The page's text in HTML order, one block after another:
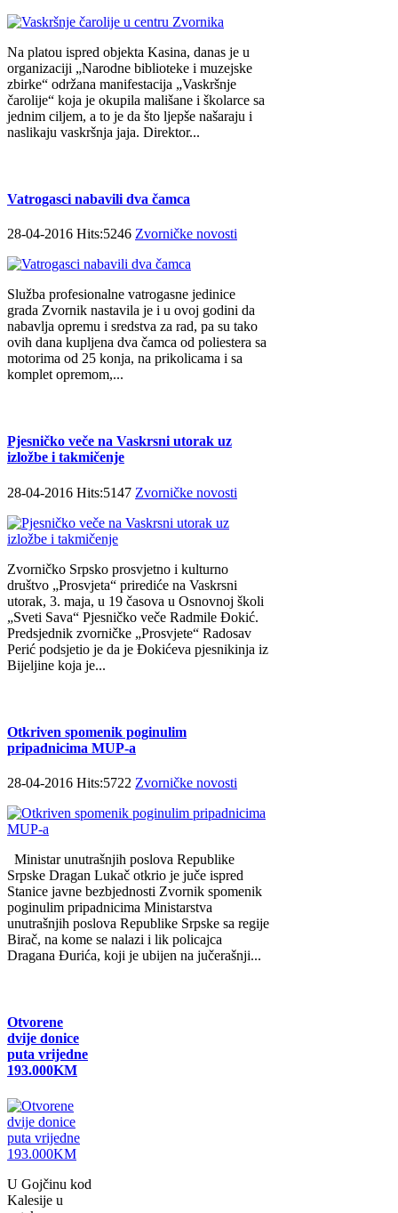
Na platou ispred objekta Kasina, danas je u
organizaciji „Narodne biblioteke i muzejske
zbirke“ održana manifestacija „Vaskršnje
čarolije“ koja je okupila mališane i školarce sa
jednim ciljem, a to je da što ljepše našaraju i
naslikaju vaskršnja jaja. Direktor...
Vatrogasci nabavili dva čamca
28-04-2016 Hits:5246 Zvorničke novosti
Služba profesionalne vatrogasne jedinice
grada Zvornik nastavila je i u ovoj godini da
nabavlja opremu i sredstva za rad, pa su tako
ovih dana kupljena dva čamca od poliestera sa
motorima od 25 konja, na prikolicama i sa
komplet opremom,...
Pjesničko veče na Vaskrsni utorak uz
izložbe i takmičenje
28-04-2016 Hits:5147 Zvorničke novosti
Zvorničko Srpsko prosvjetno i kulturno
društvo „Prosvjeta“ prirediće na Vaskrsni
utorak, 3. maja, u 19 časova u Osnovnoj školi
„Sveti Sava“ Pjesničko veče Radmile Đokić.
Predsjednik zvorničke „Prosvjete“ Radosav
Perić podsjetio je da je Đokićeva pjesnikinja iz
Bijeljine koja je...
Otkriven spomenik poginulim
pripadnicima MUP-a
28-04-2016 Hits:5722 Zvorničke novosti
Ministar unutrašnjih poslova Republike
Srpske Dragan Lukač otkrio je juče ispred
Stanice javne bezbjednosti Zvornik spomenik
poginulim pripadnicima Ministarstva
unutrašnjih poslova Republike Srpske sa regije
Birač, na kome se nalazi i lik policajca
Dragana Đurića, koji je ubijen na jučerašnji...
Otvorene
dvije donice
puta vrijedne
193.000KM
U Gojčinu kod
Kalesije u